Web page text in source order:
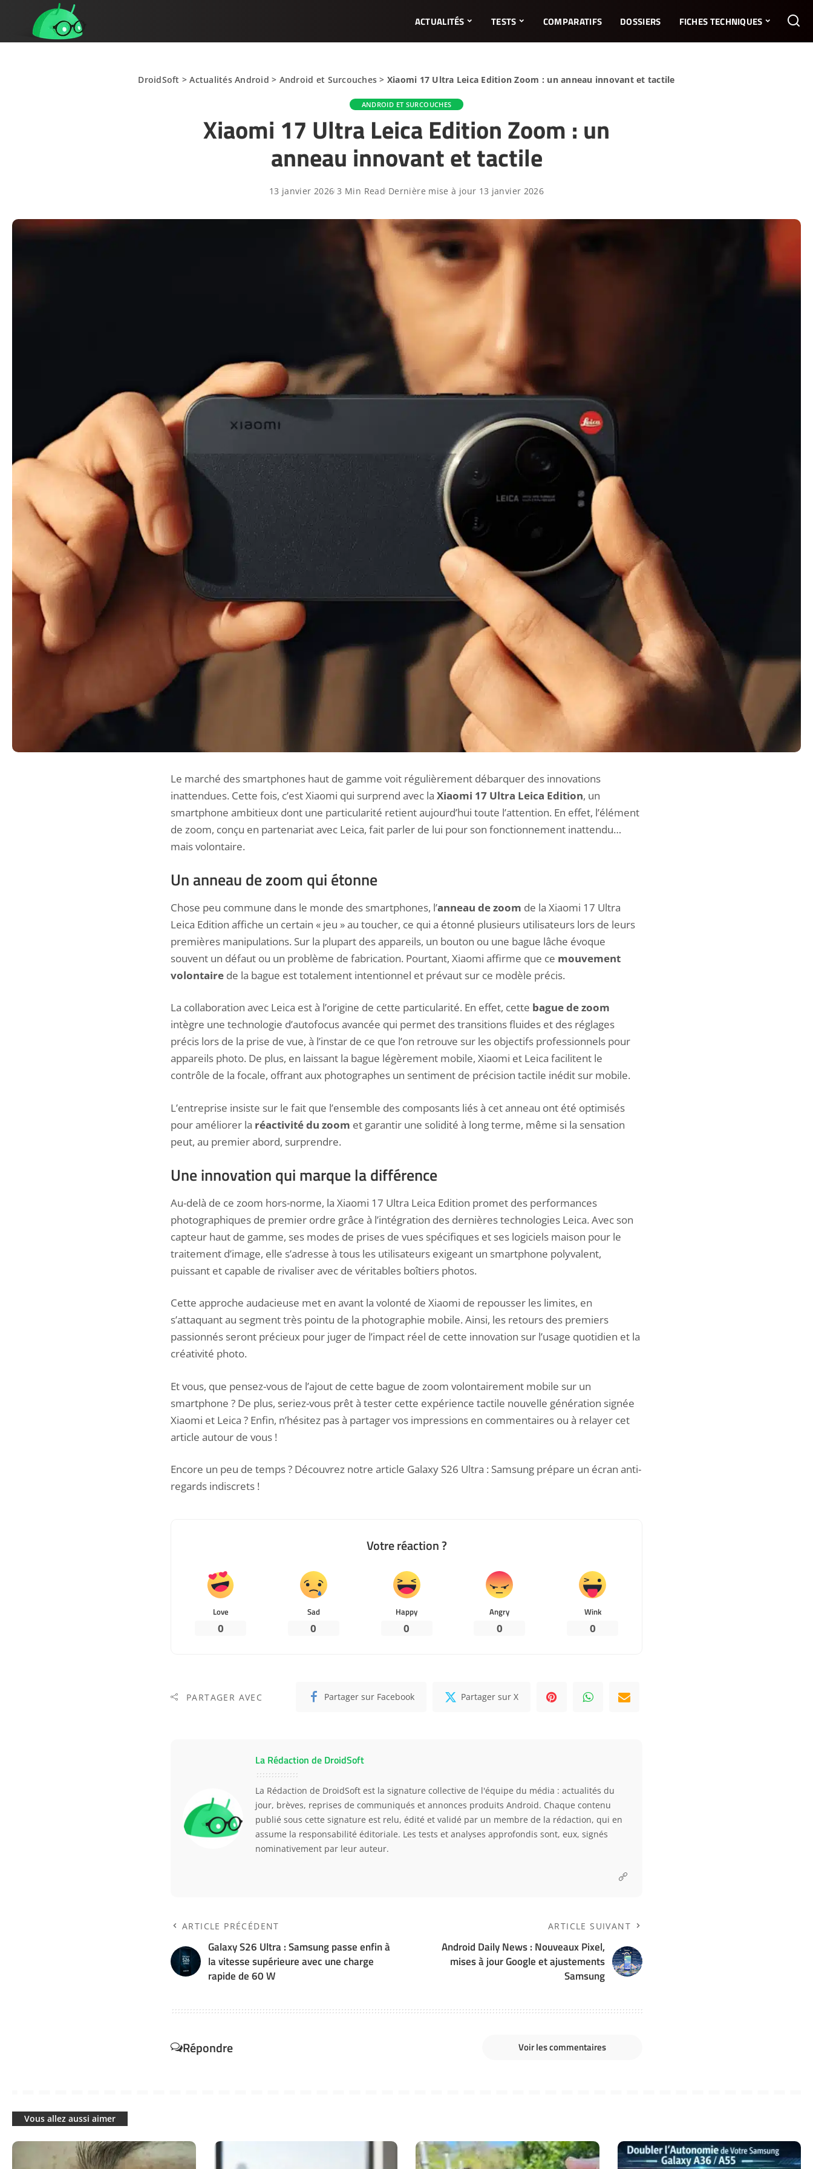
ACTUALITÉS TESTS COMPARATIFS DOSSIERS FICHES TECHNIQUES
DroidSoft >Actualités Android > Android et Surcouches > Xiaomi 17 Ultra Leica Edition Zoom : un anneau innovant et tactile
ANDROID ET SURCOUCHES
Xiaomi 17 Ultra Leica Edition Zoom : un
anneau innovant et tactile
13 janvier 2026 3 Min Read Dernière mise à jour 13 janvier 2026
Le marché des smartphones haut de gamme voit régulièrement débarquer des innovations
inattendues. Cette fois, c’est Xiaomi qui surprend avec la Xiaomi 17 Ultra Leica Edition, un
smartphone ambitieux dont une particularité retient aujourd’hui toute l’attention. En effet, l’élément
de zoom, conçu en partenariat avec Leica, fait parler de lui pour son fonctionnement inattendu…
mais volontaire.
Un anneau de zoom qui étonne
Chose peu commune dans le monde des smartphones, l’anneau de zoom de la Xiaomi 17 Ultra
Leica Edition affiche un certain « jeu » au toucher, ce qui a étonné plusieurs utilisateurs lors de leurs
premières manipulations. Sur la plupart des appareils, un bouton ou une bague lâche évoque
souvent un défaut ou un problème de fabrication. Pourtant, Xiaomi affirme que ce mouvement
volontaire de la bague est totalement intentionnel et prévaut sur ce modèle précis.
La collaboration avec Leica est à l’origine de cette particularité. En effet, cette bague de zoom
intègre une technologie d’autofocus avancée qui permet des transitions fluides et des réglages
précis lors de la prise de vue, à l’instar de ce que l’on retrouve sur les objectifs professionnels pour
appareils photo. De plus, en laissant la bague légèrement mobile, Xiaomi et Leica facilitent le
contrôle de la focale, offrant aux photographes un sentiment de précision tactile inédit sur mobile.
L’entreprise insiste sur le fait que l’ensemble des composants liés à cet anneau ont été optimisés
pour améliorer la réactivité du zoom et garantir une solidité à long terme, même si la sensation
peut, au premier abord, surprendre.
Une innovation qui marque la différence
Au-delà de ce zoom hors-norme, la Xiaomi 17 Ultra Leica Edition promet des performances
photographiques de premier ordre grâce à l’intégration des dernières technologies Leica. Avec son
capteur haut de gamme, ses modes de prises de vues spécifiques et ses logiciels maison pour le
traitement d’image, elle s’adresse à tous les utilisateurs exigeant un smartphone polyvalent,
puissant et capable de rivaliser avec de véritables boîtiers photos.
Cette approche audacieuse met en avant la volonté de Xiaomi de repousser les limites, en
s’attaquant au segment très pointu de la photographie mobile. Ainsi, les retours des premiers
passionnés seront précieux pour juger de l’impact réel de cette innovation sur l’usage quotidien et la
créativité photo.
Et vous, que pensez-vous de l’ajout de cette bague de zoom volontairement mobile sur un
smartphone ? De plus, seriez-vous prêt à tester cette expérience tactile nouvelle génération signée
Xiaomi et Leica ? Enfin, n’hésitez pas à partager vos impressions en commentaires ou à relayer cet
article autour de vous !
Encore un peu de temps ? Découvrez notre article Galaxy S26 Ultra : Samsung prépare un écran anti-
regards indiscrets !
Votre réaction ?
Love
0
Sad
0
Happy
0
Angry
0
Wink
0
PARTAGER AVEC Partager sur Facebook Partager sur X
La Rédaction de DroidSoft
La Rédaction de DroidSoft est la signature collective de l'équipe du média : actualités du
jour, brèves, reprises de communiqués et annonces produits Android. Chaque contenu
publié sous cette signature est relu, édité et validé par un membre de la rédaction, qui en
assume la responsabilité éditoriale. Les tests et analyses approfondis sont, eux, signés
nominativement par leur auteur.
ARTICLE PRÉCÉDENT
Galaxy S26 Ultra : Samsung passe enfin à
la vitesse supérieure avec une charge
rapide de 60 W
ARTICLE SUIVANT
Android Daily News : Nouveaux Pixel,
mises à jour Google et ajustements
Samsung
Répondre Voir les commentaires
Vous allez aussi aimer